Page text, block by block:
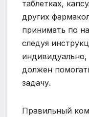
таблетках,
других
принимать по
следуя
должен
задачу.
Правильный